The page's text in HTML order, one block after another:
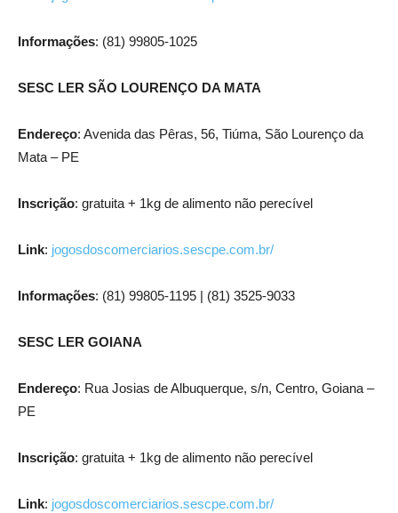
Informações: (81) 99805-1025
SESC LER SÃO LOURENÇO DA MATA
Endereço: Avenida das Pêras, 56, Tiúma, São Lourenço da
Mata – PE
Inscrição: gratuita + 1kg de alimento não perecível
Link: jogosdoscomerciarios.sescpe.com.br/
Informações: (81) 99805-1195 | (81) 3525-9033
SESC LER GOIANA
Endereço: Rua Josias de Albuquerque, s/n, Centro, Goiana –
PE
Inscrição: gratuita + 1kg de alimento não perecível
Link: jogosdoscomerciarios.sescpe.com.br/